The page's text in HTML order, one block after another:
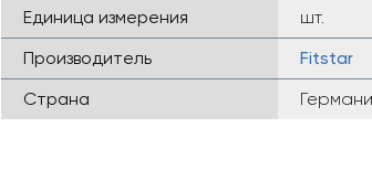
Единица измерения
шт.
Производитель
Fitstar
Страна